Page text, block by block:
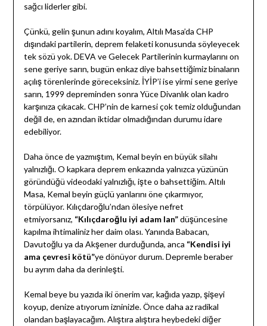
sağcı liderler gibi.
Çünkü, gelin şunun adını koyalım, Altılı Masa’da CHP
dışındaki partilerin, deprem felaketi konusunda söyleyecek
tek sözü yok. DEVA ve Gelecek Partilerinin kurmaylarını on
sene geriye sarın, bugün enkaz diye bahsettiğimiz binaların
açılış törenlerinde göreceksiniz. İYİP’i ise yirmi sene geriye
sarın, 1999 depreminden sonra Yüce Divanlık olan kadro
karşınıza çıkacak. CHP’nin de karnesi çok temiz olduğundan
değil de, en azından iktidar olmadığından durumu idare
edebiliyor.
Daha önce de yazmıştım, Kemal beyin en büyük silahı
yalnızlığı. O kapkara deprem enkazında yalnızca yüzünün
göründüğü videodaki yalnızlığı, işte o bahsettiğim. Altılı
Masa, Kemal beyin güçlü yanlarını öne çıkarmıyor,
törpülüyor. Kılıçdaroğlu’ndan ölesiye nefret
etmiyorsanız, “Kılıçdaroğlu iyi adam lan”düşüncesine
kapılma ihtimaliniz her daim olası. Yanında Babacan,
Davutoğlu ya da Akşener durduğunda, anca “Kendisi iyi
ama çevresi kötü”ye dönüyor durum. Depremle beraber
bu ayrım daha da derinleşti.
Kemal beye bu yazıda iki önerim var, kağıda yazıp, şişeyi
koyup, denize atıyorum izninizle. Önce daha az radikal
olandan başlayacağım. Alıştıra alıştıra heybedeki diğer